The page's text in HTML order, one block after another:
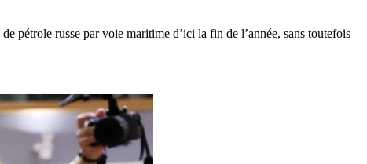
pétrole russe par voie maritime d’ici la fin de l’année, sans toutefois